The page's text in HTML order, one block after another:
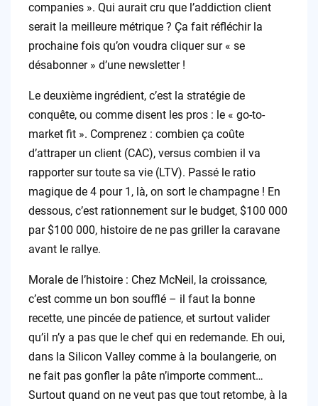
companies ». Qui aurait cru que l’addiction client
serait la meilleure métrique ? Ça fait réfléchir la
prochaine fois qu’on voudra cliquer sur « se
désabonner » d’une newsletter !
Le deuxième ingrédient, c’est la stratégie de
conquête, ou comme disent les pros : le « go-to-
market fit ». Comprenez : combien ça coûte
d’attraper un client (CAC), versus combien il va
rapporter sur toute sa vie (LTV). Passé le ratio
magique de 4 pour 1, là, on sort le champagne ! En
dessous, c’est rationnement sur le budget, $100 000
par $100 000, histoire de ne pas griller la caravane
avant le rallye.
Morale de l’histoire : Chez McNeil, la croissance,
c’est comme un bon soufflé – il faut la bonne
recette, une pincée de patience, et surtout valider
qu’il n’y a pas que le chef qui en redemande. Eh oui,
dans la Silicon Valley comme à la boulangerie, on
ne fait pas gonfler la pâte n’importe comment…
Surtout quand on ne veut pas que tout retombe, à la